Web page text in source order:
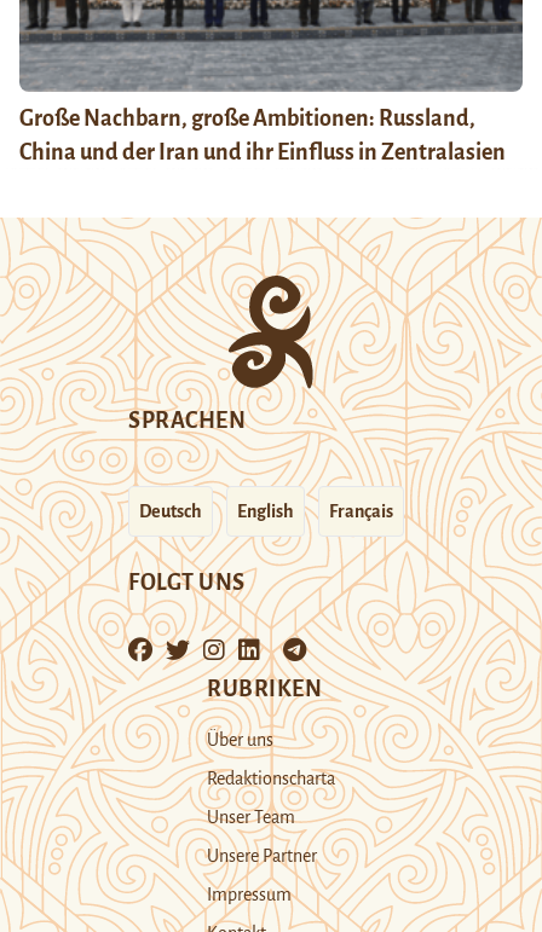
Große Nachbarn, große Ambitionen: Russland,
China und der Iran und ihr Einfluss in Zentralasien
SPRACHEN
Deutsch English Français
FOLGT UNS
RUBRIKEN
Über uns
Redaktionscharta
Unser Team
Unsere Partner
Impressum